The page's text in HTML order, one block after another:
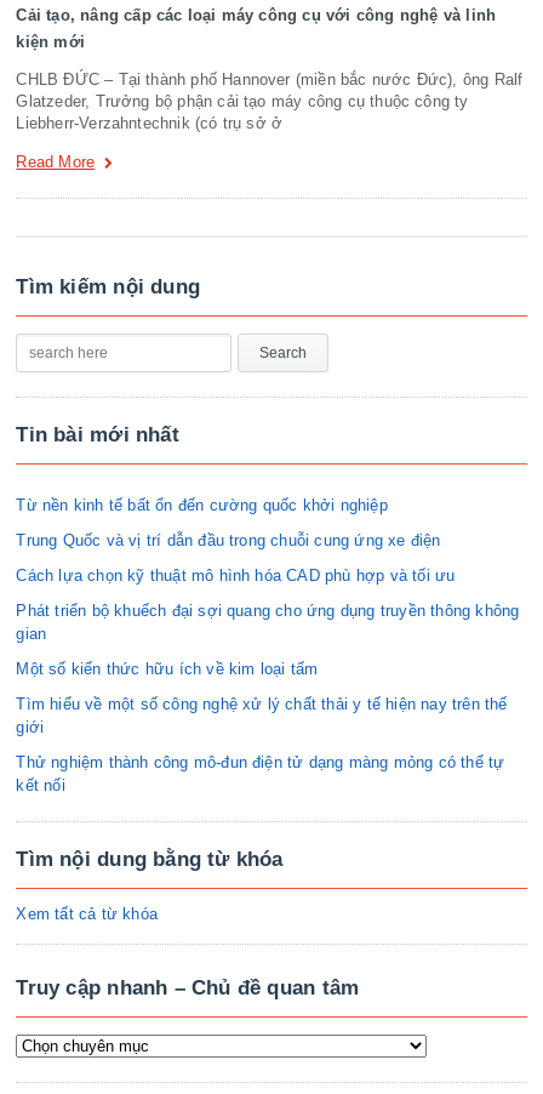
Cải tạo, nâng cấp các loại máy công cụ với công nghệ và linh
kiện mới
CHLB ĐỨC – Tại thành phố Hannover (miền bắc nước Đức), ông Ralf
Glatzeder, Trưởng bộ phận cải tạo máy công cụ thuộc công ty
Liebherr-Verzahntechnik (có trụ sở ở
Read More
Tìm kiếm nội dung
Tin bài mới nhất
Từ nền kinh tế bất ổn đến cường quốc khởi nghiệp
Trung Quốc và vị trí dẫn đầu trong chuỗi cung ứng xe điện
Cách lựa chọn kỹ thuật mô hình hóa CAD phù hợp và tối ưu
Phát triển bộ khuếch đại sợi quang cho ứng dụng truyền thông không
gian
Một số kiến thức hữu ích về kim loại tấm
Tìm hiểu về một số công nghệ xử lý chất thải y tế hiện nay trên thế
giới
Thử nghiệm thành công mô-đun điện tử dạng màng mỏng có thể tự
kết nối
Tìm nội dung bằng từ khóa
Xem tất cả từ khóa
Truy cập nhanh – Chủ đề quan tâm